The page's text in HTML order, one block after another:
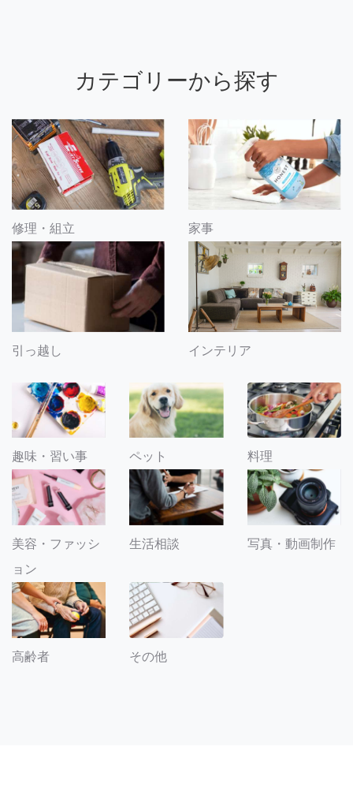
カテゴリーから探す
修理・組立 家事
引っ越し インテリア
趣味・習い事 ペット 料理
美容・ファッシ
ョン
生活相談 写真・動画制作
高齢者 その他